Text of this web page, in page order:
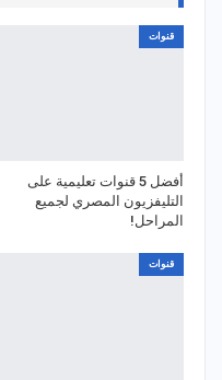
قنوات
أفضل 5 قنوات تعليمية على
التليفزيون المصري لجميع
المراحل!
قنوات